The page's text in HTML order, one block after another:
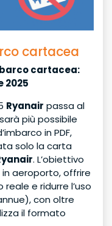
cartacea
cartacea:
2025
Ryanair passa al
più possibile
in PDF,
solo la carta
. L’obiettivo
aeroporto, offrire
e ridurre l’uso
con oltre
il formato
0
0
Ore
Ore
Custonaci
Imbarco per Mozia
0
0
PRENOTA